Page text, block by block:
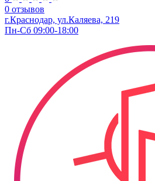
0 отзывов
г.Краснодар, ул.Каляева, 219
Пн-Сб 09:00-18:00